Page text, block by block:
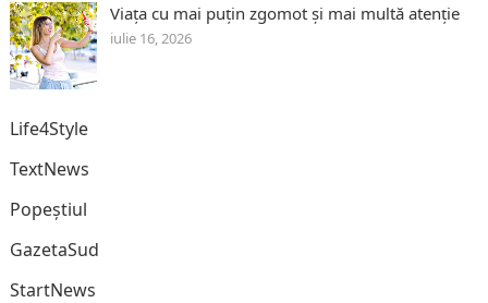
Viața cu mai puțin zgomot și mai multă atenție
iulie 16, 2026
Life4Style
TextNews
Popeștiul
GazetaSud
StartNews